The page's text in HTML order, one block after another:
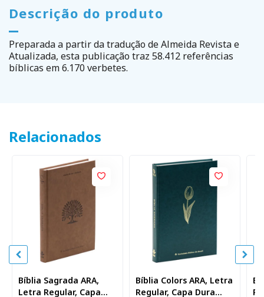
Descrição do produto
Preparada a partir da tradução de Almeida Revista e
Atualizada, esta publicação traz 58.412 referências
bíblicas em 6.170 verbetes.
Relacionados
Bíblia Sagrada ARA,
Letra Regular, Capa
Bíblia Colors ARA, Letra
Regular, Capa Dura